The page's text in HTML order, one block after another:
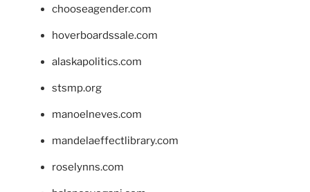
chooseagender.com
hoverboardssale.com
alaskapolitics.com
stsmp.org
manoelneves.com
mandelaeffectlibrary.com
roselynns.com